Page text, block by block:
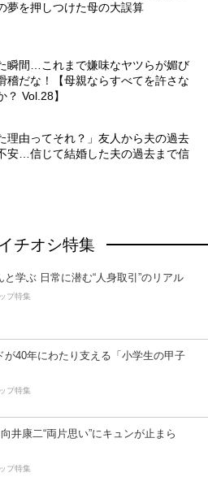
夢を押しつけた母の大誤算
瞬間…これまで嫌味なヤツらが媚び
稽だな！【母親ならすべてを許さな
？ Vol.28】
理由ってそれ？」友人から夫の過去
安…信じて結婚した夫の過去まで信
チオシ特集
と学ぶ 日常に潜む“人身取引”のリアル
プ特集
が40年にわたり支える「小学生の甲子
プ特集
井康二“両片思い”にキュンが止まら
プ特集